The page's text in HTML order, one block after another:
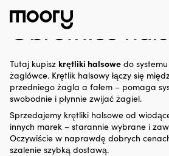
Obrotnice
Tutaj kupisz krętliki halsowe do
żaglówce. Krętlik halsowy łączy się
przedniego żagla a fałem – pomaga
swobodnie i płynnie zwijać żagiel.
Sprzedajemy krętliki halsowe od
innych marek – starannie wybrane i
Oczywiście w naprawdę dobrych
szalenie szybką dostawą.